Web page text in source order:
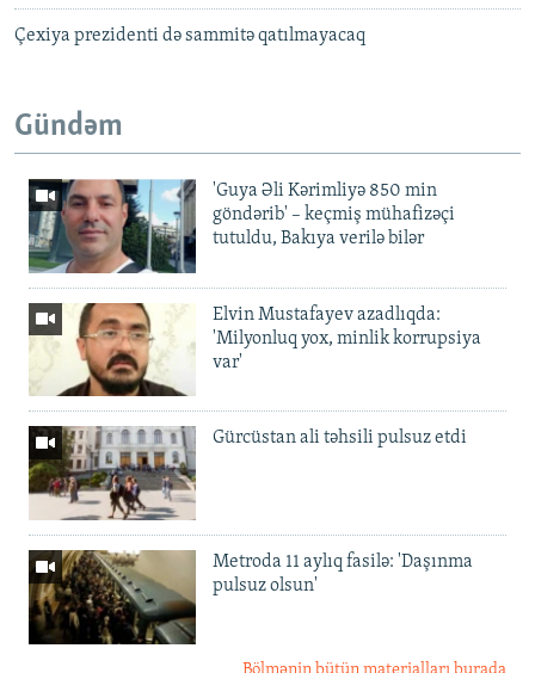
Çexiya prezidenti də sammitə qatılmayacaq
Gündəm
'Guya Əli Kərimliyə 850 min
göndərib' – keçmiş mühafizəçi
tutuldu, Bakıya verilə bilər
Elvin Mustafayev azadlıqda:
'Milyonluq yox, minlik korrupsiya
var'
Gürcüstan ali təhsili pulsuz etdi
Metroda 11 aylıq fasilə: 'Daşınma
pulsuz olsun'